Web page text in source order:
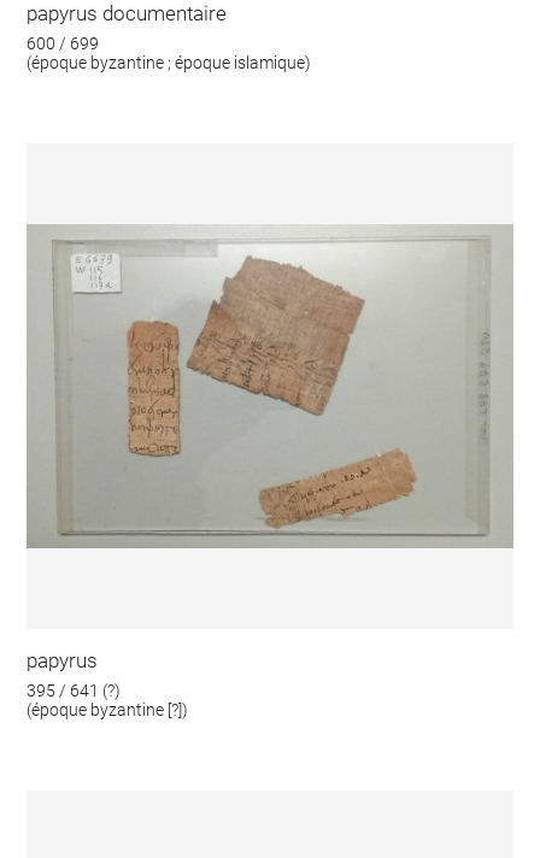
papyrus documentaire
600 / 699
(époque byzantine ; époque islamique)
papyrus
395 / 641 (?)
(époque byzantine [?])